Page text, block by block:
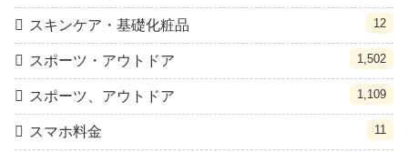
スキンケア・基礎化粧品 12
スポーツ・アウトドア 1,502
スポーツ、アウトドア 1,109
スマホ料金 11